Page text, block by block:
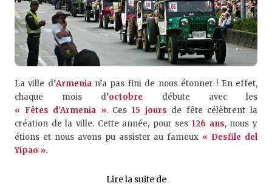
La ville d’Armenian’a pas fini de nous étonner ! En effet,
chaque mois d’octobre débute avec les
« Fêtes d’Armenia ». Ces15 jours de fête célèbrent la
création de la ville. Cette année, pour ses126 ans, nous y
étions et nous avons pu assister au fameux « Desfile del
Yipao ».
Lire la suite de